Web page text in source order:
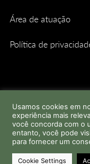
Área de atuação
Política de
Usamos cookies em
experiência mais
você concorda com o
entanto, você pode
para fornecer um
Cookie Settings